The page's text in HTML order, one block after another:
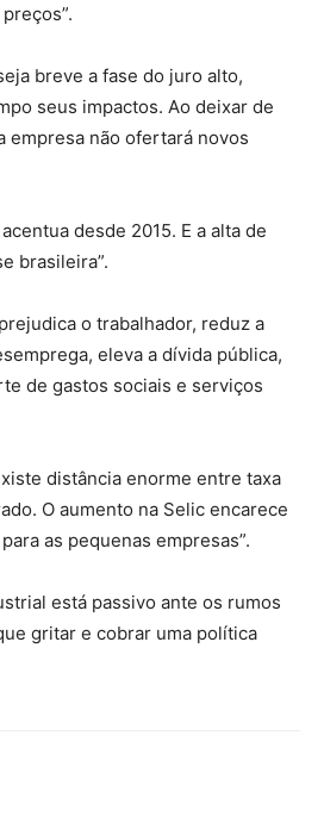
breve a fase do juro alto,
seus impactos. Ao deixar de
empresa não ofertará novos
desde 2015. E a alta de
brasileira”.
o trabalhador, reduz a
eleva a dívida pública,
de gastos sociais e serviços
distância enorme entre taxa
O aumento na Selic encarece
as pequenas empresas”.
está passivo ante os rumos
gritar e cobrar uma política